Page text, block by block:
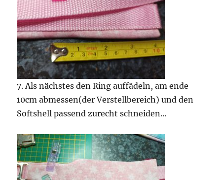
7. Als nächstes den Ring auffädeln, am ende
10cm abmessen(der Verstellbereich) und den
Softshell passend zurecht schneiden…